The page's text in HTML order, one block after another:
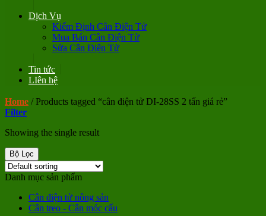
Dịch Vụ
Kiểm Định Cân Điện Tử
Mua Bán Cân Điện Tử
Sửa Cân Điện Tử
Tin tức
LIên hệ
Home /Products tagged “cân điện tử DI-28SS 2 tấn giá rẻ”
Filter
Showing the single result
Bộ Lọc
Danh mục sản phẩm
Cân điện tử nông sản
Cân treo - Cân móc cẩu